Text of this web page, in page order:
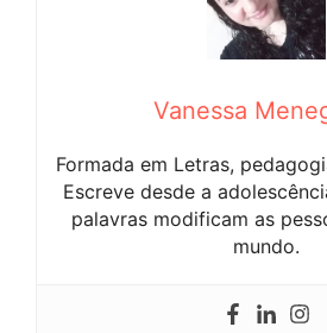
Vanessa
Formada em Letras,
Escreve desde a
palavras modificam as
mundo.